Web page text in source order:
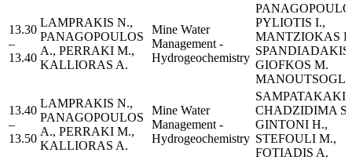
13.30
–
13.40
LAMPRAKIS N.,
PANAGOPOULOS
A., PERRAKI M.,
KALLIORAS A.
Μine Water
Management -
Hydrogeochemistry
PYLIOTIS I.,
MANTZIOKAS
SPANDIADAKIS
GIOFKOS M.
13.40
–
13.50
LAMPRAKIS N.,
PANAGOPOULOS
A., PERRAKI M.,
KALLIORAS A.
Μine Water
Management -
Hydrogeochemistry
SAMPATAKAKIS
CHADZIDIMA
GINTONI H.,
STEFOULI M.,
FOTIADIS A.